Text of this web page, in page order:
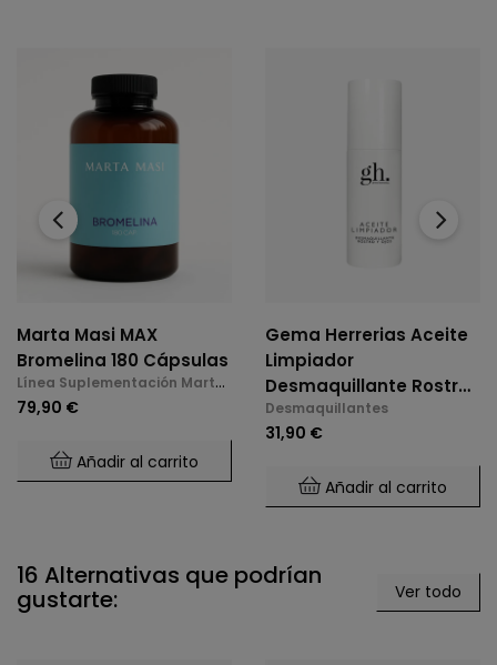
Marta Masi MAX
Bromelina 180 Cápsulas
Línea Suplementación Marta
Masi
79,90 €
Añadir al carrito
Gema Herrerias Aceite
Limpiador
Desmaquillante Rostro
Y Ojos 150ml
Desmaquillantes
31,90 €
Añadir al carrito
‹ ›
16 Alternativas que podrían
gustarte: Ver todo